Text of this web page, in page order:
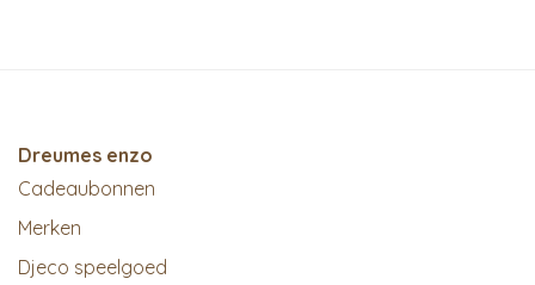
Dreumes enzo
Cadeaubonnen
Merken
Djeco speelgoed